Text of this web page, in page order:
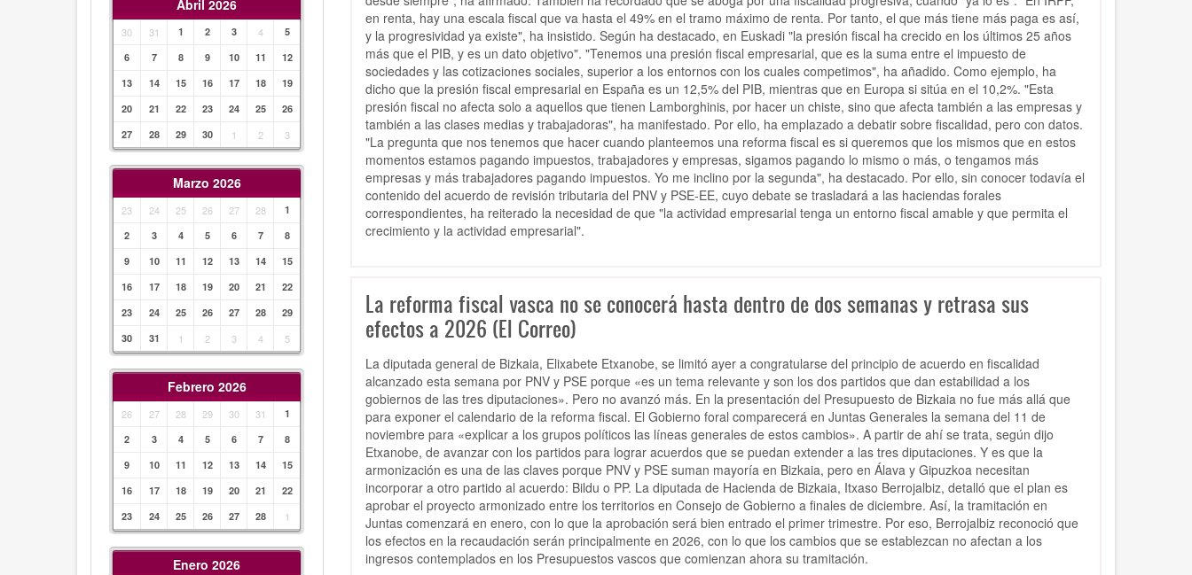
Abril 2026
30 31 1 2 3 4
5
6
7 8 9 10 11
12
13
14 15 16 17 18
19
20
21 22 23 24 25
26
27
28 29 30 1 2 3
Marzo 2026
23 24 25 26 27 28
1
2
3 4 5 6 7
8
9
10 11 12 13 14
15
16
17 18 19 20 21
22
23
24 25 26 27 28
29
30
31 1 2 3 4 5
Febrero 2026
26 27 28 29 30 31
1
2
3 4 5 6 7
8
9
10 11 12 13 14
15
16
17 18 19 20 21
22
23
24 25 26 27 28 1
Enero 2026
en renta, hay una escala fiscal que va hasta el 49% en el tramo máximo de renta. Por tanto, el que más tiene más paga es así,
y la progresividad ya existe", ha insistido. Según ha destacado, en Euskadi "la presión fiscal ha crecido en los últimos 25 años
más que el PIB, y es un dato objetivo". "Tenemos una presión fiscal empresarial, que es la suma entre el impuesto de
sociedades y las cotizaciones sociales, superior a los entornos con los cuales competimos", ha añadido. Como ejemplo, ha
dicho que la presión fiscal empresarial en España es un 12,5% del PIB, mientras que en Europa si sitúa en el 10,2%. "Esta
presión fiscal no afecta solo a aquellos que tienen Lamborghinis, por hacer un chiste, sino que afecta también a las empresas y
también a las clases medias y trabajadoras", ha manifestado. Por ello, ha emplazado a debatir sobre fiscalidad, pero con datos.
"La pregunta que nos tenemos que hacer cuando planteemos una reforma fiscal es si queremos que los mismos que en estos
momentos estamos pagando impuestos, trabajadores y empresas, sigamos pagando lo mismo o más, o tengamos más
empresas y más trabajadores pagando impuestos. Yo me inclino por la segunda", ha destacado. Por ello, sin conocer todavía el
contenido del acuerdo de revisión tributaria del PNV y PSE-EE, cuyo debate se trasladará a las haciendas forales
correspondientes, ha reiterado la necesidad de que "la actividad empresarial tenga un entorno fiscal amable y que permita el
crecimiento y la actividad empresarial".
La reforma fiscal vasca no se conocerá hasta dentro de dos semanas y retrasa sus
efectos a 2026 (El Correo)
La diputada general de Bizkaia, Elixabete Etxanobe, se limitó ayer a congratularse del principio de acuerdo en fiscalidad
alcanzado esta semana por PNV y PSE porque «es un tema relevante y son los dos partidos que dan estabilidad a los
gobiernos de las tres diputaciones». Pero no avanzó más. En la presentación del Presupuesto de Bizkaia no fue más allá que
para exponer el calendario de la reforma fiscal. El Gobierno foral comparecerá en Juntas Generales la semana del 11 de
noviembre para «explicar a los grupos políticos las líneas generales de estos cambios». A partir de ahí se trata, según dijo
Etxanobe, de avanzar con los partidos para lograr acuerdos que se puedan extender a las tres diputaciones. Y es que la
armonización es una de las claves porque PNV y PSE suman mayoría en Bizkaia, pero en Álava y Gipuzkoa necesitan
incorporar a otro partido al acuerdo: Bildu o PP. La diputada de Hacienda de Bizkaia, Itxaso Berrojalbiz, detalló que el plan es
aprobar el proyecto armonizado entre los territorios en Consejo de Gobierno a finales de diciembre. Así, la tramitación en
Juntas comenzará en enero, con lo que la aprobación será bien entrado el primer trimestre. Por eso, Berrojalbiz reconoció que
los efectos en la recaudación serán principalmente en 2026, con lo que los cambios que se establezcan no afectan a los
ingresos contemplados en los Presupuestos vascos que comienzan ahora su tramitación.